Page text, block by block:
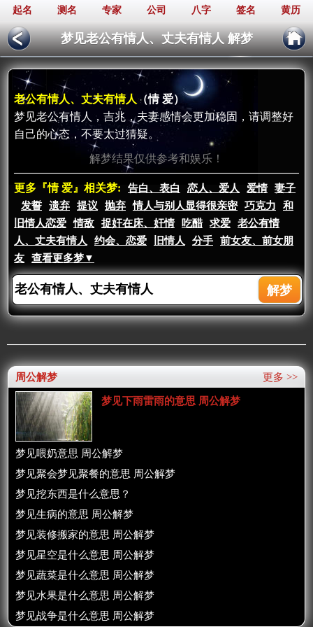
起名 测名 专家 公司 八字 签名 黄历
梦见老公有情人、丈夫有情人 解梦
老公有情人、丈夫有情人 （情 爱）
梦见老公有情人，吉兆，夫妻感情会更加稳固，请调整好
自己的心态，不要太过猜疑。
解梦结果仅供参考和娱乐！
更多『情 爱』相关梦: 告白、表白 恋人、爱人 爱情
妻子
发誓
遗弃 提议 抛弃 情人与别人显得很亲密 巧克力
和
旧情人恋爱
情敌 捉奸在床、奸情 吃醋 求爱
老公有情
人、丈夫有情人
约会、恋爱 旧情人 分手
前女友、前女朋
友
查看更多梦▼
更多 >>
周公解梦
梦见下雨雷雨的意思 周公解梦
梦见喂奶意思 周公解梦
梦见聚会梦见聚餐的意思 周公解梦
梦见挖东西是什么意思？
梦见生病的意思 周公解梦
梦见装修搬家的意思 周公解梦
梦见星空是什么意思 周公解梦
梦见蔬菜是什么意思 周公解梦
梦见水果是什么意思 周公解梦
梦见战争是什么意思 周公解梦